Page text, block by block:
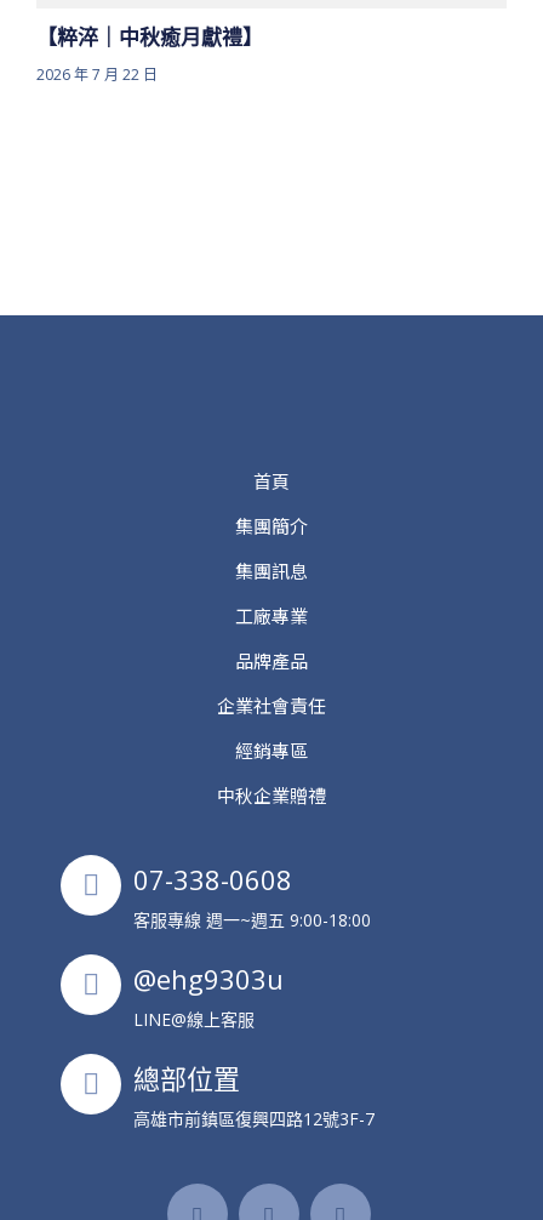
【粹淬｜中秋癒月獻禮】
2026 年 7 月 22 日
首頁
集團簡介
集團訊息
工廠專業
品牌產品
企業社會責任
經銷專區
中秋企業贈禮
07-338-0608
客服專線 週一~週五 9:00-18:00
@ehg9303u
LINE@線上客服
總部位置
高雄市前鎮區復興四路12號3F-7